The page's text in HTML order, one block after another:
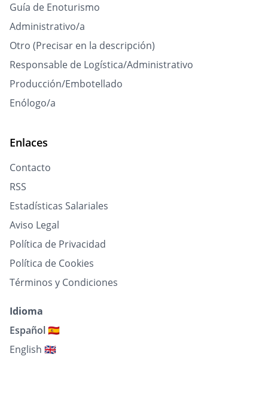
Guía de Enoturismo
Administrativo/a
Otro (Precisar en la descripción)
Responsable de Logística/Administrativo
Producción/Embotellado
Enólogo/a
Enlaces
Contacto
RSS
Estadísticas Salariales
Aviso Legal
Política de Privacidad
Política de Cookies
Términos y Condiciones
Idioma
Español 🇪🇸
English 🇬🇧